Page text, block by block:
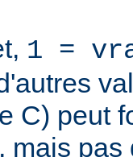
1 =
C) peut
mais pas